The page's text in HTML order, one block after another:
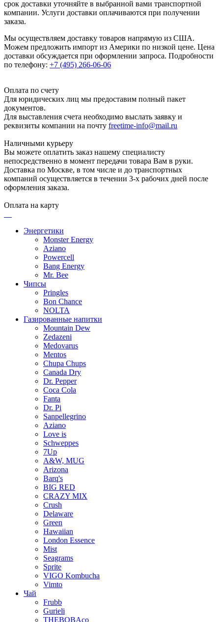
срок доставки уточняйте в выбранной вами транспортной
компании. Услуги доставки оплачиваются при получении
заказа.
Мы осуществляем доставку товаров напрямую из США.
Можем предложить импорт из Америки по низкой цене. Цена
доставки обсуждается при оформлении запроса. Подробности
по телефону: +7 (495) 266-06-06
Оплата по счету
Для юридических лиц мы предоставим полный пакет
документов.
Для выставления счета необходимо выслать заявку и
реквизиты компании на почту freetime-info@mail.ru
Наличными курьеру
Вы можете оплатить заказ нашему специалисту
непосредственно в момент передачи товара Вам в руки.
Доставка по Москве, в том числе и до транспортных
компаний осуществляется в течении 3-х рабочих дней после
оформления заказа.
Оплата на карту
Энергетики
Monster Energy
Aziano
Powercell
Bang Energy
Mr. Bee
Чипсы
Pringles
Bon Chance
NOLTA
Газированные напитки
Mountain Dew
Zedazeni
Medovarus
Mentos
Chupa Chups
Canada Dry
Dr. Pepper
Coca Cola
Fanta
Dr. Pi
Sanpellegrino
Aziano
Love is
Schweppes
7Up
A&W, MUG
Arizona
Barq's
BIG RED
CRAZY MIX
Crush
Delaware
Green
Hawaiian
London Essence
Mist
Seagrams
Sprite
VIGO Kombucha
Vimto
Чай
Frubb
Gurieli
THEBOBAco